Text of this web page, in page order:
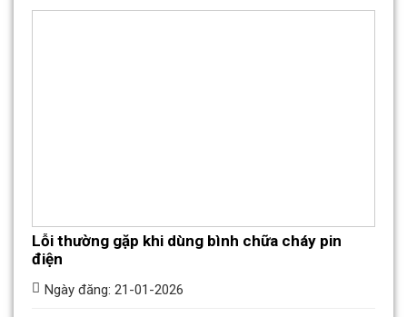
Lỗi thường gặp khi dùng bình chữa cháy pin
điện
Ngày đăng: 21-01-2026